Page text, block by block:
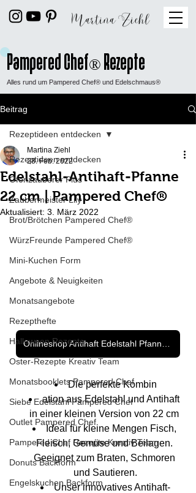
Alles rund um Pampered Chef® und Edelschmaus®
Pampered Chef® Rezepte
Beitrag
Rezeptideen entdecken
Ofenzauberer Plus
Zaubermeister Lily
Brot/Brötchen Pampered Chef®
WürzFreunde Pampered Chef®
Mini-Kuchen Form
Angebote & Neuigkeiten
Monatsangebote
Rezepthefte
Halloween Rezepte
Oster-Rezepte Kreativ Team
Monatsbooklets Pampered Chef
Siebe Edelstahl Pampered Chef
Outlet Pampered Chef
Pampered Chef Rezepte Kreativ Team
Donuts Backform
Engelskuchen Backform
Rezeptideen entdecken
Edelstahl-Antihaft-Pfanne
22 cm | Pampered Chef®
Martina Ziehl
28. Feb. 2022
Aktualisiert: 3. März 2022
Die perfekte Kombin
ation aus Edelstahl und Antihaft
in einer kleinen Version von 22 cm
Ideal für kleine Mengen Fisch,
Fleisch, Gemüse und Beilagen.
Geeignet zum Braten, Schmoren
und Sautieren.
Unser innovatives Antihaft-